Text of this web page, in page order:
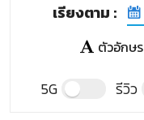
เรียงตาม :
ตัวอักษร
5G รีวิว